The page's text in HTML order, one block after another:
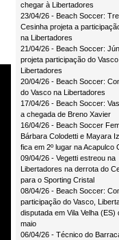
chegar à Libertadores
23/04/26 - Beach Soccer:
Cesinha projeta a
na Libertadores
21/04/26 - Beach Soccer:
projeta participação do
Libertadores
20/04/26 - Beach Soccer:
do Vasco na Libertadores
17/04/26 - Beach Soccer:
a chegada de Breno Xavier
16/04/26 - Beach Soccer
Bárbara Colodetti e Mayara
fica em 2º lugar na Acapulco
09/04/26 - Vegetti estreou na
Libertadores na derrota do
para o Sporting Cristal
08/04/26 - Beach Soccer:
participação do Vasco,
disputada em Vila Velha (ES)
maio
06/04/26 - Técnico do